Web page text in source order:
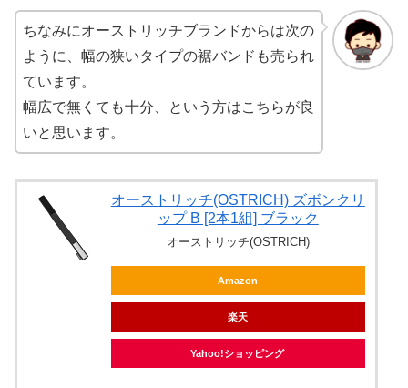
ちなみにオーストリッチブランドからは次の
ように、幅の狭いタイプの裾バンドも売られ
ています。
幅広で無くても十分、という方はこちらが良
いと思います。
オーストリッチ(OSTRICH) ズボンクリ
ップ B [2本1組] ブラック
オーストリッチ(OSTRICH)
Amazon
楽天
Yahoo!ショッピング